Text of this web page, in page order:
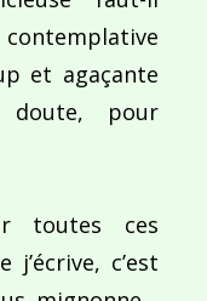
et agaçante
doute, pour
toutes ces
c’est